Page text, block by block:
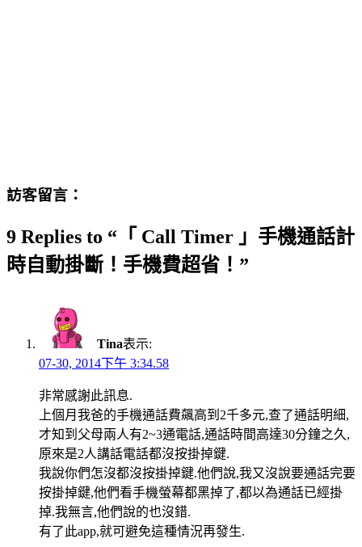
訪客留言：
9 Replies to “「 Call Timer 」手機通話計
時自動掛斷！手機費超省！”
Tina表示:
07-30, 2014下午 3:34.58
非常感謝此訊息.
上個月我爸的手機通話費飆高到2千多元,查了通話明細,
才知到父母兩人有2~3通電話,通話時間高達30分鐘之久,
原來是2人講話電話都沒按掛掉鍵.
我說你們怎沒都沒按掛掉鍵.他們說,我又沒說要通話完要
按掛掉鍵,他們看手機螢幕都黑掉了,都以為通話已經掛
掉.我無言,他們說的也沒錯.
有了此app,就可避免這種情況再發生.